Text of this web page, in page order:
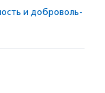
и доброволь­